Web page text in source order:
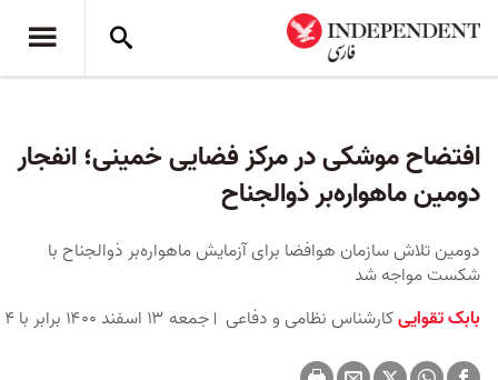
افتضاح موشکی در مرکز فضایی خمینی؛ انفجار
دومین ماهواره‌بر ذوالجناح
دومین تلاش سازمان هوافضا برای آزمایش ماهواره‌بر ذوالجناح با
شکست مواجه شد
بابک تقواییکارشناس نظامی و دفاعی جمعه ۱۳ اسفند ۱۴۰۰ برابر با ۴ مارس ۲۰۲۲ ۱۲:۴۵